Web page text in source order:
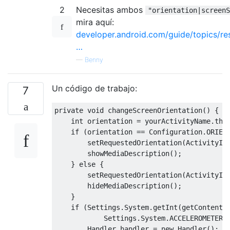
2 Necesitas ambos
mira aquí:
developer.android.com/guide/topics/
…
— Benny
7 Un código de trabajo:
private void changeScreenOrientation()
{
int orientation = yourActivityName.
if
(orientation == Configuration.
        setRequestedOrientation
(
        showMediaDescription
();
}
else {
        setRequestedOrientation
(
        hideMediaDescription
();
}
if
(Settings . System. getInt (
Settings . System.